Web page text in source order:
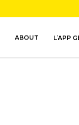
ABOUT L’APP